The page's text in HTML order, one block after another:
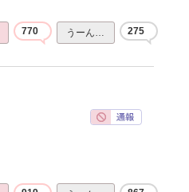
770 うーん… 275